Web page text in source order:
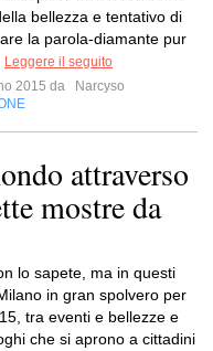
bellezza e tentativo di
la parola-diamante pur
Leggere il seguito
2015 da
Narcyso
attraverso
mostre da
lo sapete, ma in questi
in gran spolvero per
tra eventi e bellezze e
che si aprono a cittadini